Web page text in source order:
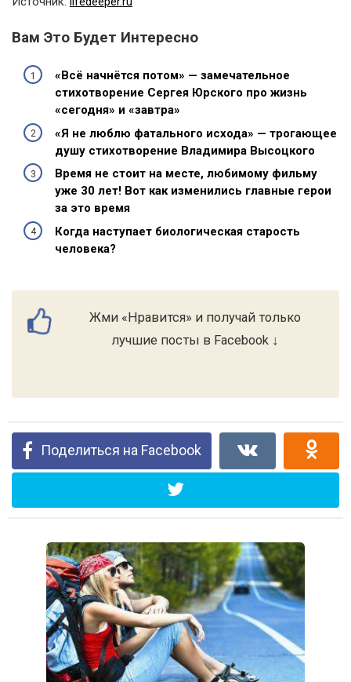
Вам Это Будет Интересно
«Всё начнётся потом» — замечательное
стихотворение Сергея Юрского про жизнь
«сегодня» и «завтра»
«Я не люблю фатального исхода» — трогающее
душу стихотворение Владимира Высоцкого
Время не стоит на месте, любимому фильму
уже 30 лет! Вот как изменились главные герои
за это время
Когда наступает биологическая старость
человека?
Жми «Нравится» и получай только
лучшие посты в Facebook ↓
Поделиться на Facebook